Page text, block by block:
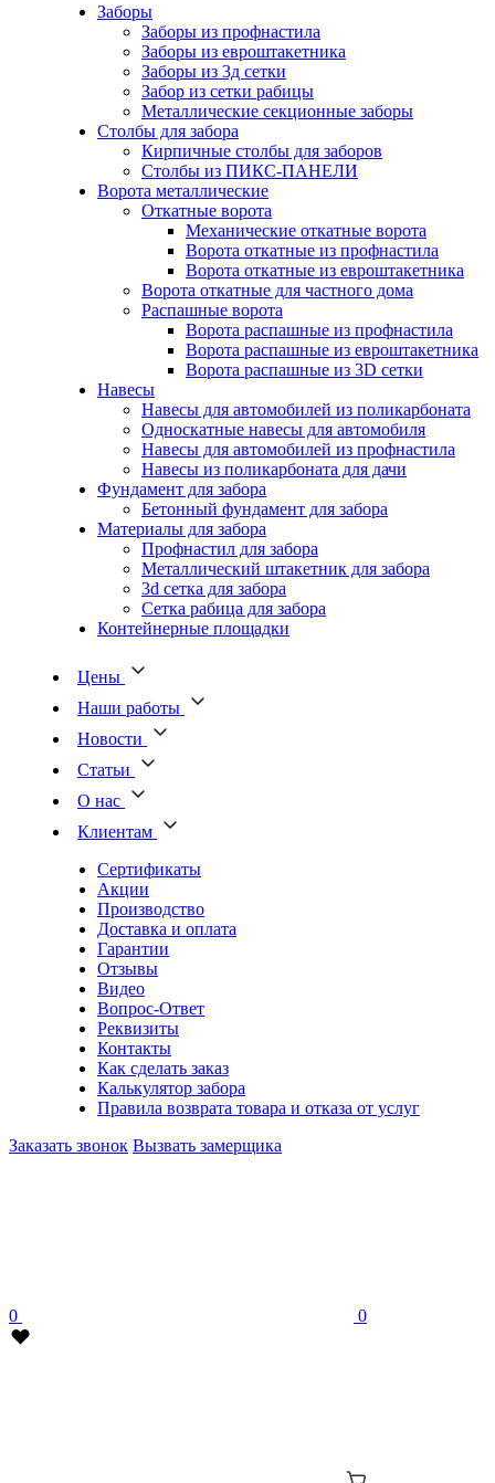
Заборы
Заборы из профнастила
Заборы из евроштакетника
Заборы из 3д сетки
Забор из сетки рабицы
Металлические секционные заборы
Столбы для забора
Кирпичные столбы для заборов
Столбы из ПИКС-ПАНЕЛИ
Ворота металлические
Откатные ворота
Механические откатные ворота
Ворота откатные из профнастила
Ворота откатные из евроштакетника
Ворота откатные для частного дома
Распашные ворота
Ворота распашные из профнастила
Ворота распашные из евроштакетника
Ворота распашные из 3D сетки
Навесы
Навесы для автомобилей из поликарбоната
Односкатные навесы для автомобиля
Навесы для автомобилей из профнастила
Навесы из поликарбоната для дачи
Фундамент для забора
Бетонный фундамент для забора
Материалы для забора
Профнастил для забора
Металлический штакетник для забора
3d сетка для забора
Сетка рабица для забора
Контейнерные площадки
Цены
Наши работы
Новости
Статьи
О нас
Клиентам
Сертификаты
Акции
Производство
Доставка и оплата
Гарантии
Отзывы
Видео
Вопрос-Ответ
Реквизиты
Контакты
Как сделать заказ
Калькулятор забора
Правила возврата товара и отказа от услуг
Заказать звонок Вызвать замерщика
0 0